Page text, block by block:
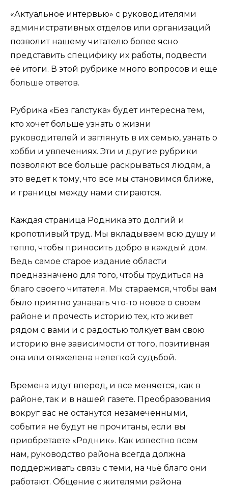
«Актуальное интервью» с руководителями
административных отделов или организаций
позволит нашему читателю более ясно
представить специфику их работы, подвести
её итоги. В этой рубрике много вопросов и еще
больше ответов.
Рубрика «Без галстука» будет интересна тем,
кто хочет больше узнать о жизни
руководителей и заглянуть в их семью, узнать о
хобби и увлечениях. Эти и другие рубрики
позволяют все больше раскрываться людям, а
это ведет к тому, что все мы становимся ближе,
и границы между нами стираются.
Каждая страница Родника это долгий и
кропотливый труд. Мы вкладываем всю душу и
тепло, чтобы приносить добро в каждый дом.
Ведь самое старое издание области
предназначено для того, чтобы трудиться на
благо своего читателя. Мы стараемся, чтобы вам
было приятно узнавать что-то новое о своем
районе и прочесть историю тех, кто живет
рядом с вами и с радостью толкует вам свою
историю вне зависимости от того, позитивная
она или отяжелена нелегкой судьбой.
Времена идут вперед, и все меняется, как в
районе, так и в нашей газете. Преобразования
вокруг вас не останутся незамеченными,
события не будут не прочитаны, если вы
приобретаете «Родник». Как известно всем
нам, руководство района всегда должна
поддерживать связь с теми, на чьё благо они
работают. Общение с жителями района